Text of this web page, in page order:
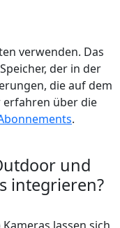
verwenden. Das
der in der
die auf dem
erfahren über die
.
und
integrieren?